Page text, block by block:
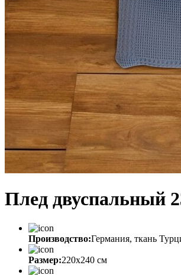
Плед двуспальный
Производство:Германия, ткань
Размер:220х240 см